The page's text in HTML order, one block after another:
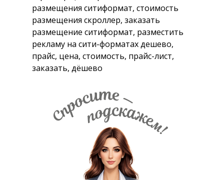
размещения ситиформат, стоимость
размещения скроллер, заказать
размещение ситиформат, разместить
рекламу на сити-форматах дешево,
прайс, цена, стоимость, прайс-лист,
заказать, дёшево